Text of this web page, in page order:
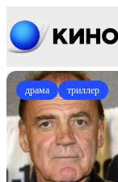
драма триллер